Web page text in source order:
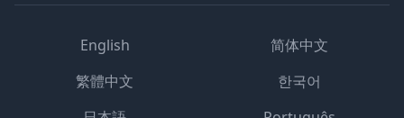
English
简体中文
繁體中文
한국어